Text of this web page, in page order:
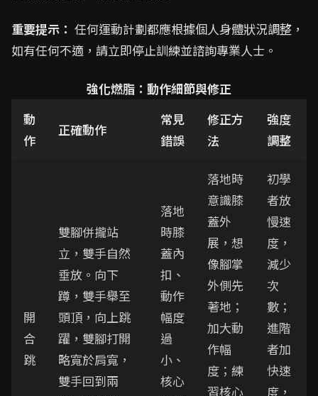
重要提示： 任何運動計劃都應根據個人身體狀況調整，
如有任何不適，請立即停止訓練並諮詢專業人士。
強化燃脂：動作細節與修正
動
作
正確動作
常見
錯誤
修正方
法
強度
調整
開
合
跳
雙腳併攏站
立，雙手自然
垂放。向下
蹲，雙手舉至
頭頂，向上跳
躍，雙腳打開
略寬於肩寬，
雙手回到兩
落地
時膝
蓋內
扣、
動作
幅度
過
小、
核心
落地時
意識膝
蓋外
展，想
像腳掌
外側先
著地；
加大動
作幅
度；練
習核心
初學
者放
慢速
度，
減少
次
數；
進階
者加
快速
度，